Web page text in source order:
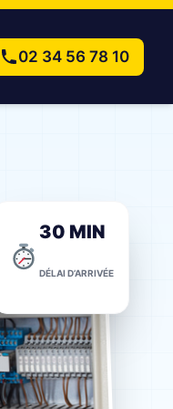
02 34 56 78 10
30 MIN
DÉLAI D’ARRIVÉE